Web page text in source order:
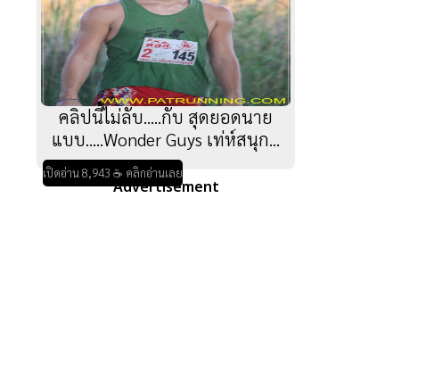
คลิปนี้ไม่ลับ.....กับ สุดยอดนาย
แบบ.....Wonder Guys เท่ห์สนุก...
เปิดอ่าน 8,943 ☕ คลิกอ่านเลย
Advertisement